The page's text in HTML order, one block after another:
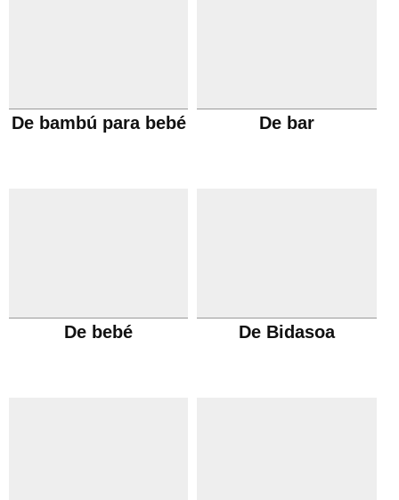
De bambú para bebé De bar
De bebé De Bidasoa